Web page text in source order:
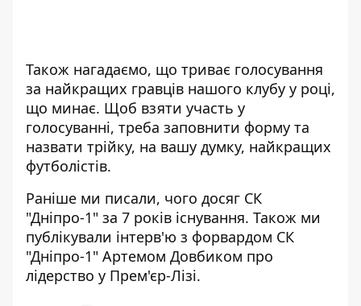
Також нагадаємо, що триває голосування
за найкращих гравців нашого клубу у році,
що минає. Щоб взяти участь у
голосуванні, треба заповнити форму та
назвати трійку, на вашу думку, найкращих
футболістів.
Раніше ми писали, чого досяг СК
"Дніпро-1" за 7 років існування. Також ми
публікували інтерв'ю з форвардом СК
"Дніпро-1" Артемом Довбиком про
лідерство у Прем'єр-Лізі.